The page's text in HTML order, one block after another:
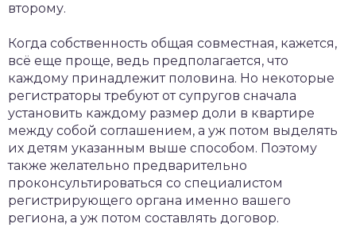
второму.
Когда собственность общая совместная, кажется,
всё еще проще, ведь предполагается, что
каждому принадлежит половина. Но некоторые
регистраторы требуют от супругов сначала
установить каждому размер доли в квартире
между собой соглашением, а уж потом выделять
их детям указанным выше способом. Поэтому
также желательно предварительно
проконсультироваться со специалистом
регистрирующего органа именно вашего
региона, а уж потом составлять договор.